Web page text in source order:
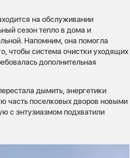
на обслуживании
сезон тепло в дома и
Напомним, она помогла
чтобы система очистки уходящих
дополнительная
дымить, энергетики
часть поселковых дворов новыми
с энтузиазмом подхватили